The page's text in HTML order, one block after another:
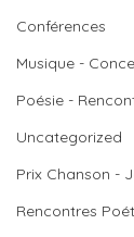
Conférences
Musique -
Poésie -
Uncategorized
Prix Chanson -
Rencontres